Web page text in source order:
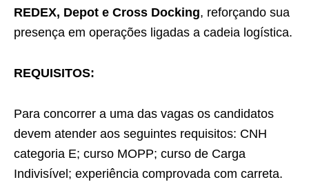
REDEX, Depot e Cross Docking, reforçando sua
presença em operações ligadas a cadeia logística.
REQUISITOS:
Para concorrer a uma das vagas os candidatos
devem atender aos seguintes requisitos: CNH
categoria E; curso MOPP; curso de Carga
Indivisível; experiência comprovada com carreta.